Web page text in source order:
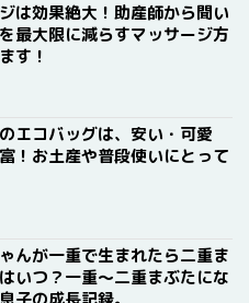
は効果絶大！助産師から聞い
最大限に減らすマッサージ方
す！
エコバッグは、安い・可愛
！お土産や普段使いにとって
んが一重で生まれたら二重ま
いつ？一重〜二重まぶたにな